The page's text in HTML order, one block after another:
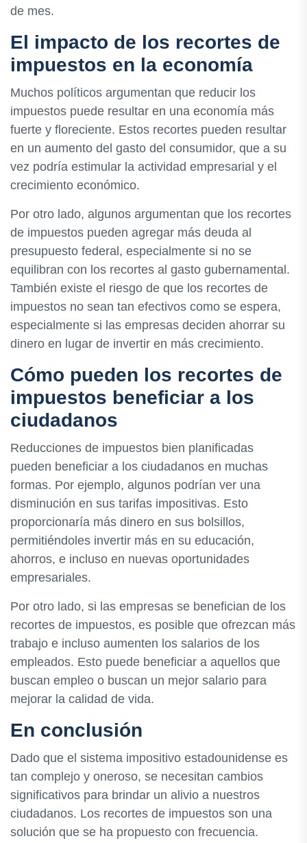
de mes.
El impacto de los recortes de
impuestos en la economía
Muchos políticos argumentan que reducir los
impuestos puede resultar en una economía más
fuerte y floreciente. Estos recortes pueden resultar
en un aumento del gasto del consumidor, que a su
vez podría estimular la actividad empresarial y el
crecimiento económico.
Por otro lado, algunos argumentan que los recortes
de impuestos pueden agregar más deuda al
presupuesto federal, especialmente si no se
equilibran con los recortes al gasto gubernamental.
También existe el riesgo de que los recortes de
impuestos no sean tan efectivos como se espera,
especialmente si las empresas deciden ahorrar su
dinero en lugar de invertir en más crecimiento.
Cómo pueden los recortes de
impuestos beneficiar a los
ciudadanos
Reducciones de impuestos bien planificadas
pueden beneficiar a los ciudadanos en muchas
formas. Por ejemplo, algunos podrían ver una
disminución en sus tarifas impositivas. Esto
proporcionaría más dinero en sus bolsillos,
permitiéndoles invertir más en su educación,
ahorros, e incluso en nuevas oportunidades
empresariales.
Por otro lado, si las empresas se benefician de los
recortes de impuestos, es posible que ofrezcan más
trabajo e incluso aumenten los salarios de los
empleados. Esto puede beneficiar a aquellos que
buscan empleo o buscan un mejor salario para
mejorar la calidad de vida.
En conclusión
Dado que el sistema impositivo estadounidense es
tan complejo y oneroso, se necesitan cambios
significativos para brindar un alivio a nuestros
ciudadanos. Los recortes de impuestos son una
solución que se ha propuesto con frecuencia.